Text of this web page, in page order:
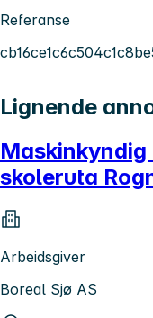
Referanse
Lignende
skoleruta
Arbeidsgiver
Boreal Sjø AS